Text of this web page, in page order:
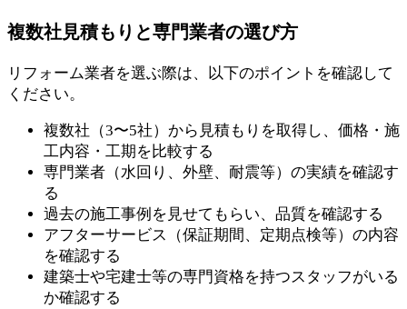
複数社見積もりと専門業者の選び方
リフォーム業者を選ぶ際は、以下のポイントを確認して
ください。
複数社（3〜5社）から見積もりを取得し、価格・施
工内容・工期を比較する
専門業者（水回り、外壁、耐震等）の実績を確認す
る
過去の施工事例を見せてもらい、品質を確認する
アフターサービス（保証期間、定期点検等）の内容
を確認する
建築士や宅建士等の専門資格を持つスタッフがいる
か確認する